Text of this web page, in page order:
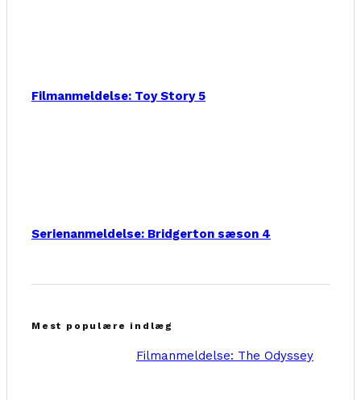
Filmanmeldelse: Toy Story 5
Serienanmeldelse: Bridgerton sæson 4
Mest populære indlæg
Filmanmeldelse: The Odyssey